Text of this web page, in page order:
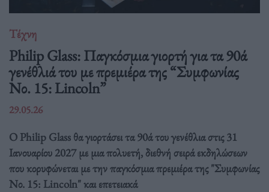
Τέχνη
Philip Glass: Παγκόσμια γιορτή για τα 90ά
γενέθλιά του με πρεμιέρα της “Συμφωνίας
Νο. 15: Lincoln”
29.05.26
Ο Philip Glass θα γιορτάσει τα 90ά του γενέθλια στις 31
Ιανουαρίου 2027 με μια πολυετή, διεθνή σειρά εκδηλώσεων
που κορυφώνεται με την παγκόσμια πρεμιέρα της "Συμφωνίας
Νο. 15: Lincoln" και επετειακά